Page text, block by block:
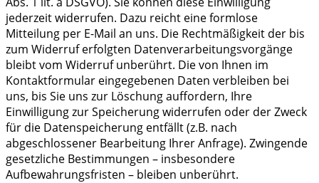
jederzeit widerrufen. Dazu reicht eine formlose
Mitteilung per E-Mail an uns. Die Rechtmäßigkeit der bis
zum Widerruf erfolgten Datenverarbeitungsvorgänge
bleibt vom Widerruf unberührt. Die von Ihnen im
Kontaktformular eingegebenen Daten verbleiben bei
uns, bis Sie uns zur Löschung auffordern, Ihre
Einwilligung zur Speicherung widerrufen oder der Zweck
für die Datenspeicherung entfällt (z.B. nach
abgeschlossener Bearbeitung Ihrer Anfrage). Zwingende
gesetzliche Bestimmungen – insbesondere
Aufbewahrungsfristen – bleiben unberührt.